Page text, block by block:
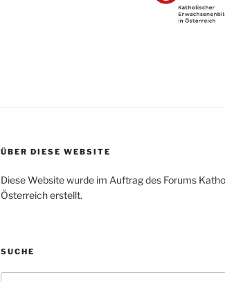
ÜBER DIESE WEBSITE
Diese Website wurde im Auftrag des Forums
Österreich erstellt.
SUCHE